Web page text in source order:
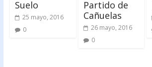
Suelo
25 mayo, 2016
0
Partido de
Cañuelas
26 mayo, 2016
0